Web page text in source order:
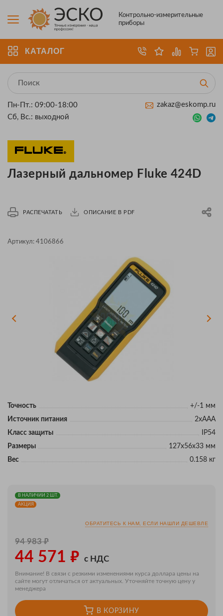
Контрольно-измерительные
приборы
КАТАЛОГ
Пн-Пт.: 09:00-18:00
Сб, Вс.: выходной
zakaz@eskomp.ru
Лазерный дальномер Fluke 424D
РАСПЕЧАТАТЬ ОПИСАНИЕ В PDF
Артикул: 4106866
Точность
+/-1 мм
Источник питания
2хААА
Класс защиты
IP54
Размеры
127х56х33 мм
Вес
0.158 кг
В НАЛИЧИИ 2 ШТ.
АКЦИЯ
ОБРАТИТЕСЬ К НАМ, ЕСЛИ НАШЛИ ДЕШЕВЛЕ
94 983₽
44 571 ₽ с НДС
Внимание! В связи с резкими изменениями курса доллара цены на
сайте могут отличаться от актуальных. Уточняйте точную цену у
менеджера
В КОРЗИНУ